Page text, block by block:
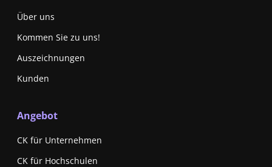
Über uns
Kommen Sie zu uns!
Auszeichnungen
Kunden
Angebot
CK für Unternehmen
CK für Hochschulen